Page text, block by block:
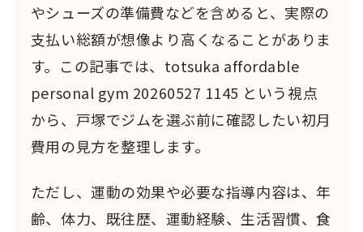
やシューズの準備費などを含めると、実際の
支払い総額が想像より高くなることがありま
す。この記事では、totsuka affordable
personal gym 20260527 1145 という視点
から、戸塚でジムを選ぶ前に確認したい初月
費用の見方を整理します。
ただし、運動の効果や必要な指導内容は、年
齢、体力、既往歴、運動経験、生活習慣、食